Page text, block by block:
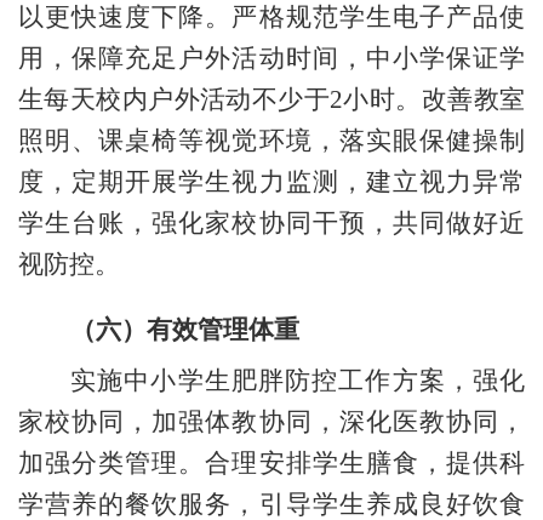
以更快速度下降。严格规范学生电子产品使
用，保障充足户外活动时间，中小学保证学
生每天校内户外活动不少于2小时。改善教室
照明、课桌椅等视觉环境，落实眼保健操制
度，定期开展学生视力监测，建立视力异常
学生台账，强化家校协同干预，共同做好近
视防控。
（六）有效管理体重
实施中小学生肥胖防控工作方案，强化
家校协同，加强体教协同，深化医教协同，
加强分类管理。合理安排学生膳食，提供科
学营养的餐饮服务，引导学生养成良好饮食